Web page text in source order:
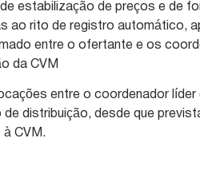
estabilização de preços e de
ao rito de registro automático,
entre o ofertante e os
da CVM
entre o coordenador
distribuição, desde que
à CVM.